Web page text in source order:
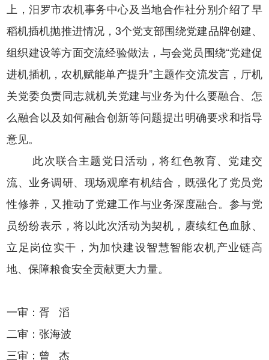
上，汨罗市农机事务中心及当地合作社分别介绍了早
稻机插机抛推进情况， 3个党支部围绕党建品牌创建、
组织建设等方面交流经验做法 ，与会党员围绕“党建促
进机插机，农机赋能单产提升”主题作交流发言， 厅机
关党委负责同志就机关党建与业务为什么要融合、 怎
么融合以及如何融合创新等问题提出明确要求和指导
意见。
此次联合主题党日活动，将红色教育、党建交
流、业务调研、现场观摩有机结合，既强化了党员党
性修养，又推动了党建工作与业务深度融合。参与党
员纷纷表示，将以此次活动为契机，赓续红色血脉、
立足岗位实干，为加快建设智慧智能农机产业链高
地、保障粮食安全贡献更大力量。
一审：胥 滔
二审：张海波
三审：曾 杰